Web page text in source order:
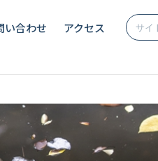
い合わせ アクセス